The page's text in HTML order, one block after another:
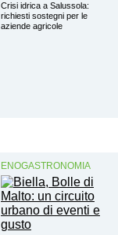
Crisi idrica a Salussola:
richiesti sostegni per le
aziende agricole
ENOGASTRONOMIA